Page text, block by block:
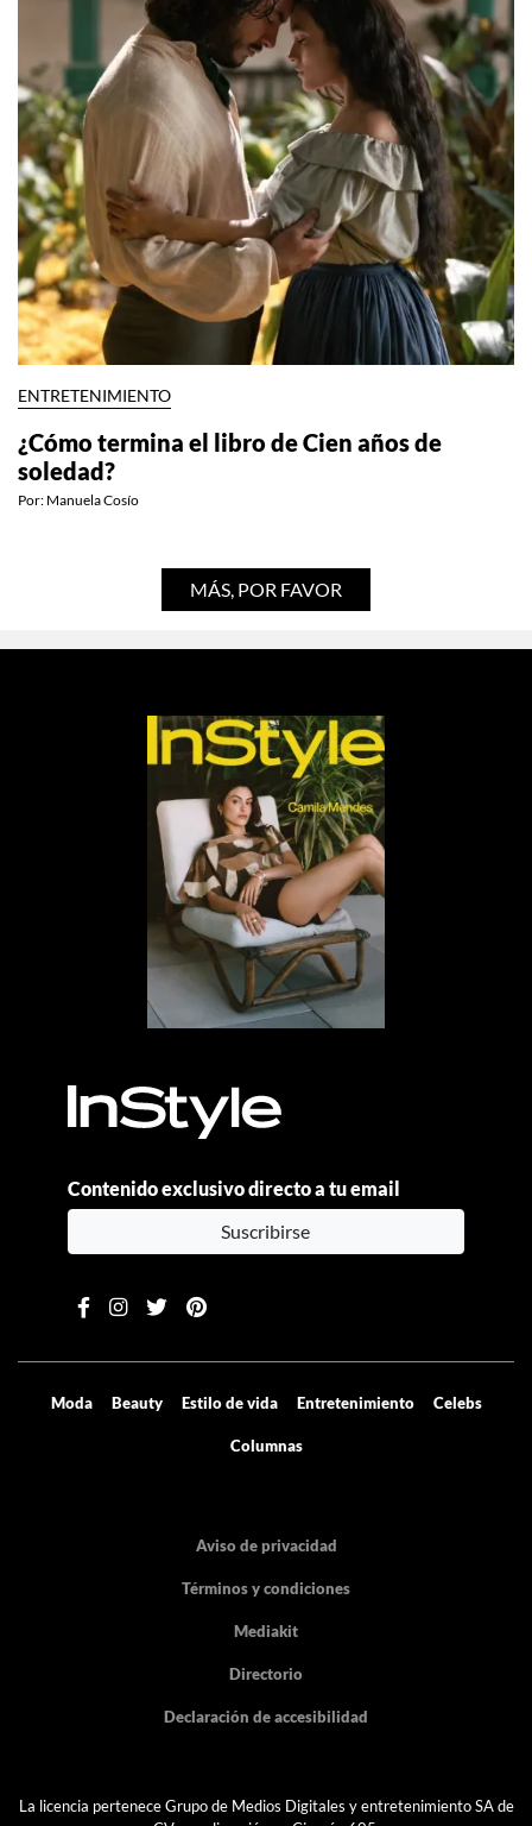
ENTRETENIMIENTO
¿Cómo termina el libro de Cien años de
soledad?
Por: Manuela Cosío
MÁS, POR FAVOR
Contenido exclusivo directo a tu email
Suscribirse
Moda Beauty Estilo de vida Entretenimiento Celebs
Columnas
Aviso de privacidad
Términos y condiciones
Mediakit
Directorio
Declaración de accesibilidad
La licencia pertenece Grupo de Medios Digitales y entretenimiento SA de